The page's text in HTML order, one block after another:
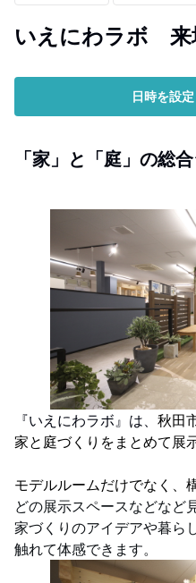
いえにわラボ 来
日時を設
「家」と「庭」の総
『いえにわラボ』は、 秋田
家と庭づくりをまとめて展
モデルルームだけでなく、
どの展示スペースなどなど
家づくりのアイデアや暮ら
触れて体感できます。